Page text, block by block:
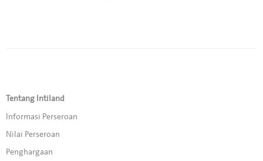
Tentang Intiland
Informasi Perseroan
Nilai Perseroan
Penghargaan